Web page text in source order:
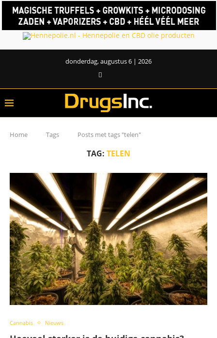
donderdag, augustus 6 | 2026
Home Tags Posts met tags "telen"
TAG: TELEN
Cannabis Nieuws